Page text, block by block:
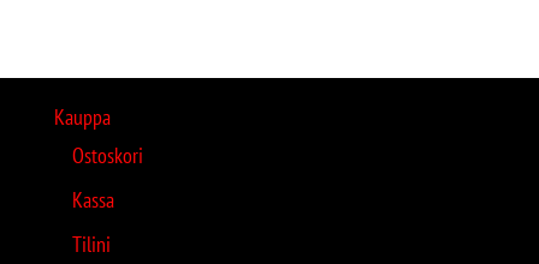
Kauppa
Ostoskori
Kassa
Tilini